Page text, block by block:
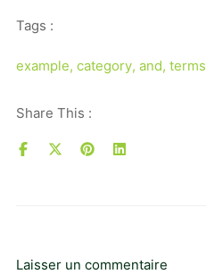
Tags :
example, category, and, terms
Share This :
Laisser un commentaire